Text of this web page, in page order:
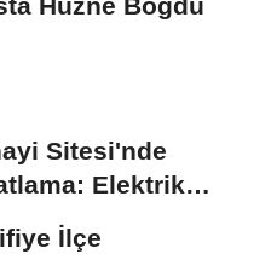
Hüzne Boğdu
Sitesi'nde
Elektrik
İlçe